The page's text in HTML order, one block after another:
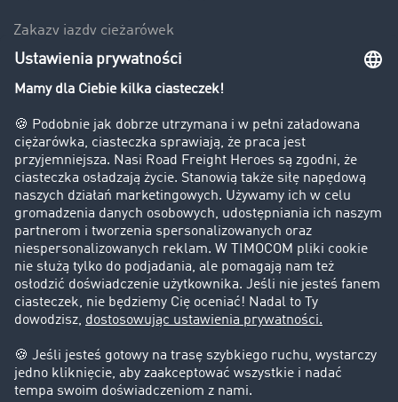
Zakazy jazdy ciężarówek
Bezpieczeństwo
Firma
Historie sukcesu
Klienci pozyskują nowych klientów
Informacje prawne
Impressum
OWU
Ochrona danych